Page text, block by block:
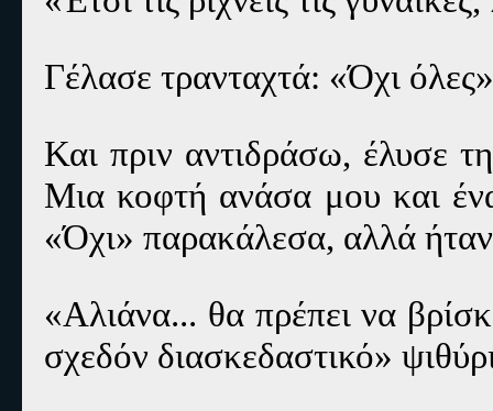
Γέλασε τρανταχτά: «Όχι
Και πριν αντιδράσω, έλυσε
Μια κοφτή ανάσα μου και
«Όχι» παρακάλεσα, αλλά
«Αλιάνα... θα πρέπει να
σχεδόν διασκεδαστικό»